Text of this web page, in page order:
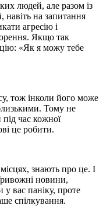
людей, але разом із
навіть на запитання
агресію і
Якщо так
«Як я можу тебе
тож інколи його може
Тому не
час кожної
це робити.
знають про це. І
новини,
у вас паніку, проте
спілкування.